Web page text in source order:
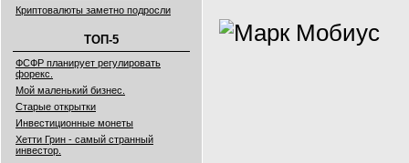
Криптовалюты заметно подросли
ТОП-5
ФСФР планирует регулировать
форекс.
Мой маленький бизнес.
Старые открытки
Инвестиционные монеты
Хетти Грин - самый странный
инвестор.